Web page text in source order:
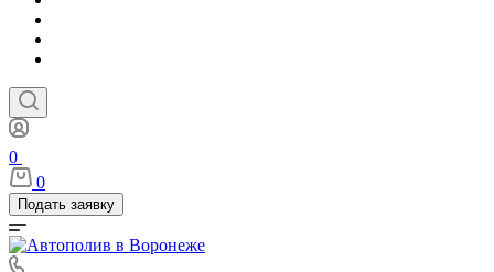
0
0
Подать заявку